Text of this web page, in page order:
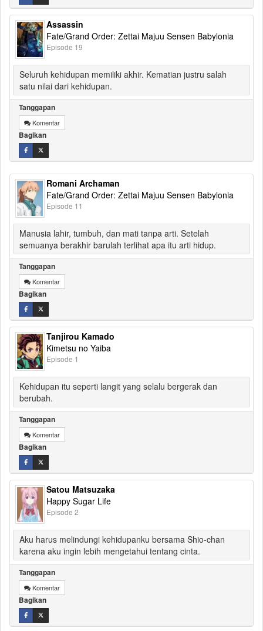
Assassin
Fate/Grand Order: Zettai Majuu Sensen Babylonia
Episode 19
Seluruh kehidupan memiliki akhir. Kematian justru salah
satu nilai dari kehidupan.
Tanggapan
Komentar
Bagikan
Romani Archaman
Fate/Grand Order: Zettai Majuu Sensen Babylonia
Episode 11
Manusia lahir, tumbuh, dan mati tanpa arti. Setelah
semuanya berakhir barulah terlihat apa itu arti hidup.
Tanggapan
Komentar
Bagikan
Tanjirou Kamado
Kimetsu no Yaiba
Episode 1
Kehidupan itu seperti langit yang selalu bergerak dan
berubah.
Tanggapan
Komentar
Bagikan
Satou Matsuzaka
Happy Sugar Life
Episode 2
Aku harus melindungi kehidupanku bersama Shio-chan
karena aku ingin lebih mengetahui tentang cinta.
Tanggapan
Komentar
Bagikan